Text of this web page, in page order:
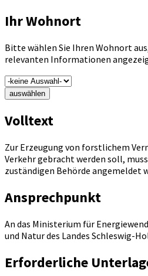
Ihr Wohnort
Bitte wählen Sie Ihren Wohnort
relevanten Informationen
auswählen
Volltext
Zur Erzeugung von forstlichem
Verkehr gebracht werden soll,
zuständigen Behörde angemeldet
Ansprechpunkt
An das Ministerium für
und Natur des Landes Schleswig-
Erforderliche